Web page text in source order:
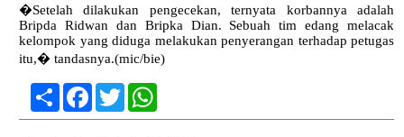
�Setelah dilakukan pengecekan, ternyata korbannya adalah
Bripda Ridwan dan Bripka Dian. Sebuah tim edang melacak
kelompok yang diduga melakukan penyerangan terhadap petugas
itu,� tandasnya.(mic/bie)
ShareFacebook
TwitterWhatsApp